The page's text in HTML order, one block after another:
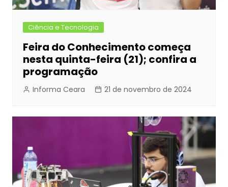
Ciência e Tecnologia
Feira do Conhecimento começa
nesta quinta-feira (21); confira a
programação
Informa Ceara 21 de novembro de 2024